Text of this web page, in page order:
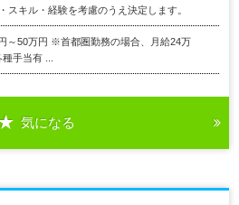
スキル・経験を考慮のうえ決定します。
～50万円 ※首都圏勤務の場合、月給24万
手当有 ...
気になる